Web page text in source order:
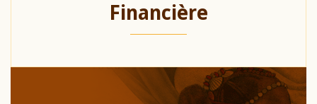
Financière